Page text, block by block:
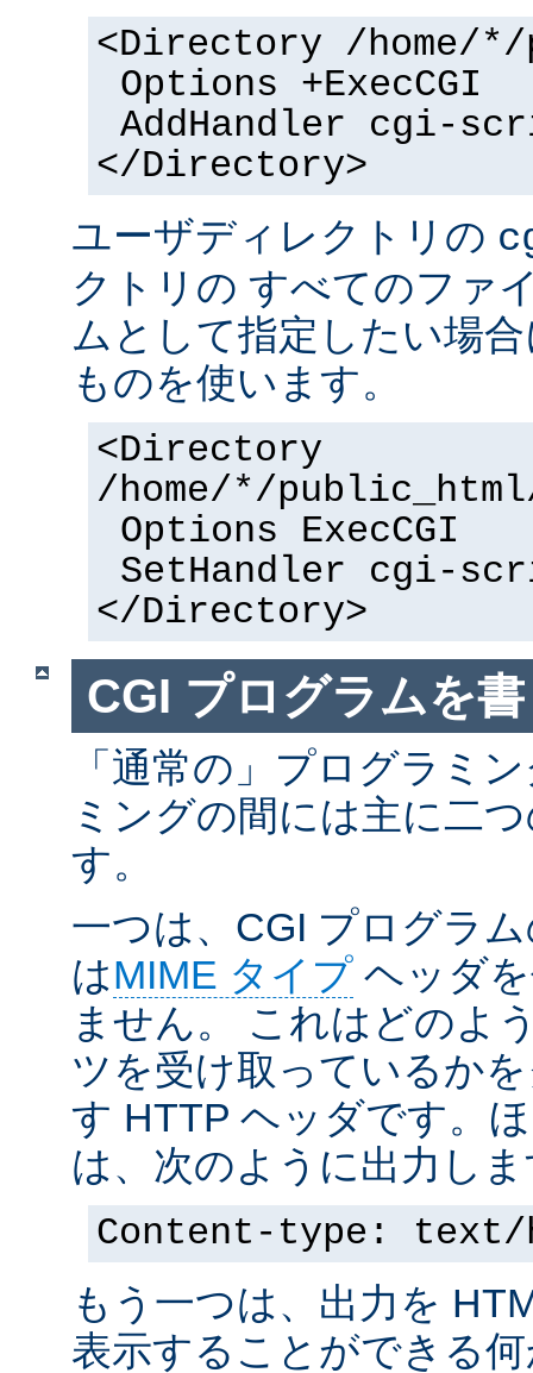
<Directory /home/
Options +ExecCGI
AddHandler cgi-
</Directory>
ユーザディレクトリの
クトリの すべてのファ
ムとして指定したい場
ものを使います。
<Directory
/home/*/
Options ExecCGI
SetHandler cgi-
</Directory>
CGI プログラムを
「通常の」プログラミ
ミングの間には主に二
す。
一つは、CGI プログラ
はMIME タイプ ヘッダ
ません。 これはどのよ
ツを受け取っているか
す HTTP ヘッダです。
は、次のように出力し
Content-type: text/
もう一つは、出力を
表示することができる